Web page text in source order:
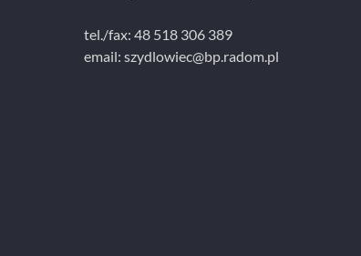
tel./fax: 48 518 306 389
email: szydlowiec@bp.radom.pl